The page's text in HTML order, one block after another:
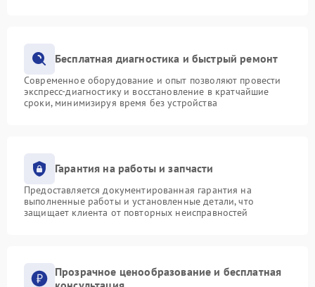
Бесплатная диагностика и быстрый ремонт
Современное оборудование и опыт позволяют провести
экспресс-диагностику и восстановление в кратчайшие
сроки, минимизируя время без устройства
Гарантия на работы и запчасти
Предоставляется документированная гарантия на
выполненные работы и установленные детали, что
защищает клиента от повторных неисправностей
Прозрачное ценообразование и бесплатная